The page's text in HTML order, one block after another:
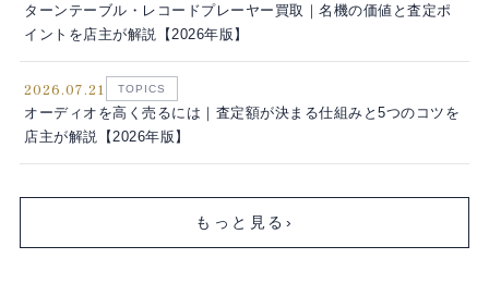
ターンテーブル・レコードプレーヤー買取｜名機の価値と査定ポ
イントを店主が解説【2026年版】
2026.07.21 TOPICS
オーディオを高く売るには｜査定額が決まる仕組みと5つのコツを
店主が解説【2026年版】
もっと見る ›